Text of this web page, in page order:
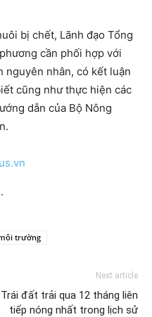
bị chết, Lãnh đạo Tổng
cần phối hợp với
nguyên nhân, có kết luận
cũng như thực hiện các
dẫn của Bộ Nông
trường
Next article
Trái đất trải qua 12 tháng liên
tiếp nóng nhất trong lịch sử